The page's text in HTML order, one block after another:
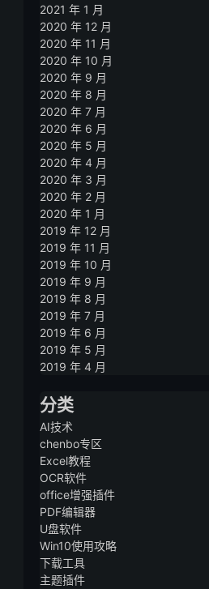
2021 年 1 月
2020 年 12 月
2020 年 11 月
2020 年 10 月
2020 年 9 月
2020 年 8 月
2020 年 7 月
2020 年 6 月
2020 年 5 月
2020 年 4 月
2020 年 3 月
2020 年 2 月
2020 年 1 月
2019 年 12 月
2019 年 11 月
2019 年 10 月
2019 年 9 月
2019 年 8 月
2019 年 7 月
2019 年 6 月
2019 年 5 月
2019 年 4 月
分类
AI技术
chenbo专区
Excel教程
OCR软件
office增强插件
PDF编辑器
U盘软件
Win10使用攻略
下载工具
主题插件